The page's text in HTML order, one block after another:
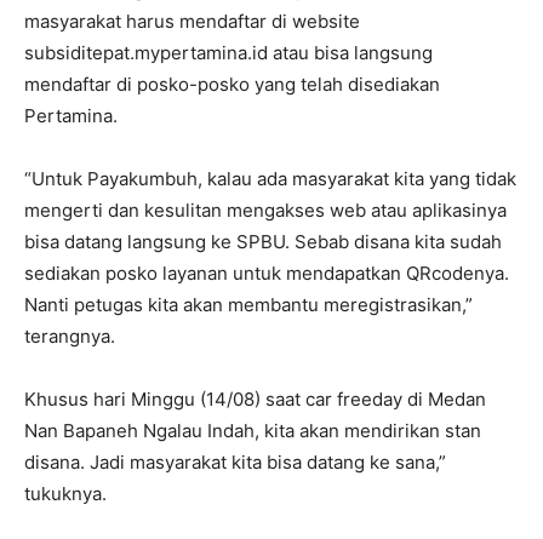
masyarakat harus mendaftar di website
subsiditepat.mypertamina.id atau bisa langsung
mendaftar di posko-posko yang telah disediakan
Pertamina.
“Untuk Payakumbuh, kalau ada masyarakat kita yang tidak
mengerti dan kesulitan mengakses web atau aplikasinya
bisa datang langsung ke SPBU. Sebab disana kita sudah
sediakan posko layanan untuk mendapatkan QRcodenya.
Nanti petugas kita akan membantu meregistrasikan,”
terangnya.
Khusus hari Minggu (14/08) saat car freeday di Medan
Nan Bapaneh Ngalau Indah, kita akan mendirikan stan
disana. Jadi masyarakat kita bisa datang ke sana,”
tukuknya.